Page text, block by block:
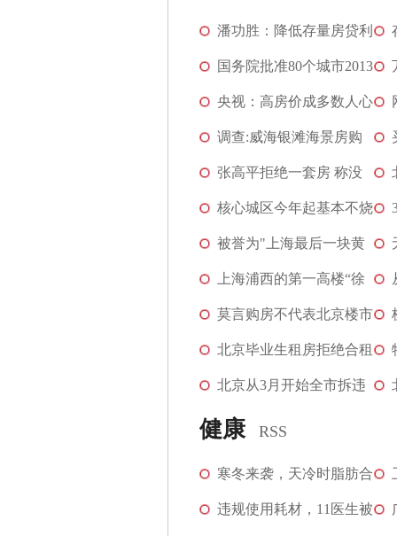
潘功胜：降低存量房贷利
率、统一房贷最...
国务院批准80个城市2013
年保障房用地申请
央视：高房价成多数人心
中痛 持续上涨...
调查:威海银滩海景房购
房至少存在三大风险
张高平拒绝一套房 称没
有工作付不起水电费
核心城区今年起基本不烧
煤 2015年实现无煤
被誉为"上海最后一块黄
金地"挂牌起始价...
上海浦西的第一高楼“徐
家汇中心”正式搁浅
莫言购房不代表北京楼市
火热 没有大卖趋势
北京毕业生租房拒绝合租
郊区小一居房抢手
北京从3月开始全市拆违
建面积 将近6个鸟巢
健康 RSS
寒冬来袭，天冷时脂肪合
成速度比平时快4倍
违规使用耗材，11医生被